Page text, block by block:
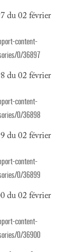
du 02 février
content-
0/36897
du 02 février
content-
0/36898
du 02 février
content-
0/36899
du 02 février
content-
0/36900